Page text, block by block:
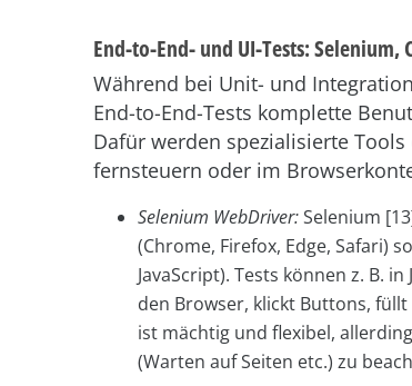
End-to-End- und UI-Tests: Selenium,
Während bei Unit- und
End-to-End-Tests komplette
Dafür werden spezialisierte
fernsteuern oder im
Selenium WebDriver:Selenium
(Chrome, Firefox, Edge, Safari)
JavaScript). Tests können z. B.
den Browser, klickt Buttons,
ist mächtig und flexibel,
(Warten auf Seiten etc.) zu